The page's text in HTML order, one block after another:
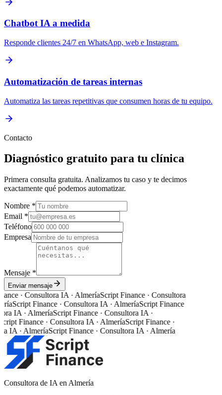
Chatbot IA a medida
Responde clientes 24/7 en WhatsApp, web e Instagram.
Automatización de tareas internas
Automatiza las tareas repetitivas que consumen horas de tu equipo.
Contacto
Diagnóstico gratuito para tu clínica
Primera consulta gratuita. Analizamos tu caso y te decimos
exactamente qué podemos automatizar.
Nombre *
Email *
Teléfono
Empresa
Mensaje *
Enviar mensaje
· Consultora IA · AlmeríaScript Finance · Consultora
Script Finance · Consultora IA · AlmeríaScript Finance
IA · AlmeríaScript Finance · Consultora IA ·
Finance · Consultora IA · AlmeríaScript Finance ·
IA · AlmeríaScript Finance · Consultora IA · Almería
Consultora de IA en Almería